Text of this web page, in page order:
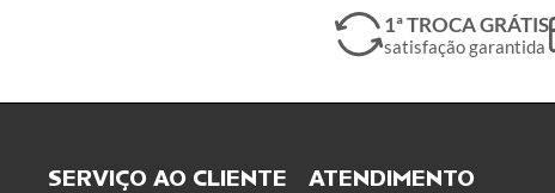
1ª TROCA GRÁTIS
satisfação garantida
SERVIÇO AO CLIENTE ATENDIMENTO